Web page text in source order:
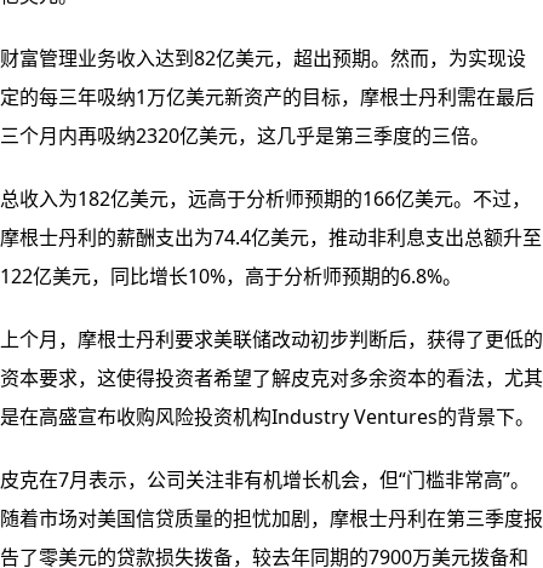
财富管理业务收入达到82亿美元，超出预期。然而，为实现设
定的每三年吸纳1万亿美元新资产的目标，摩根士丹利需在最后
三个月内再吸纳2320亿美元，这几乎是第三季度的三倍。
总收入为182亿美元，远高于分析师预期的166亿美元。不过，
摩根士丹利的薪酬支出为74.4亿美元，推动非利息支出总额升至
122亿美元，同比增长10%，高于分析师预期的6.8%。
上个月，摩根士丹利要求美联储改动初步判断后，获得了更低的
资本要求，这使得投资者希望了解皮克对多余资本的看法，尤其
是在高盛宣布收购风险投资机构Industry Ventures的背景下。
皮克在7月表示，公司关注非有机增长机会，但“门槛非常高”。
随着市场对美国信贷质量的担忧加剧，摩根士丹利在第三季度报
告了零美元的贷款损失拨备，较去年同期的7900万美元拨备和